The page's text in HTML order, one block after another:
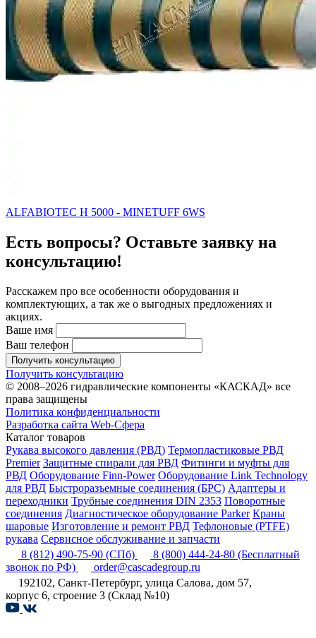
ALFABIOTEC H 5000 - MINETUFF 6WS
Есть вопросы? Оставьте заявку на
консультацию!
Расскажем про все особенности оборудования и
комплектующих, а так же о выгодных предложениях и
акциях.
Ваше имя
Ваш телефон
Получить консультацию
Получить консультацию
© 2008–2026 гидравлические компоненты «КАСКАД» все
права защищены
Политика конфиденциальности
Разработка сайта Web-Сфера
Каталог товаров
Рукава высокого давления (РВД) Термопластиковые РВД
Premier Защитные спирали для РВД Фитинги и муфты для
РВД Оборудование Finn-Power Оборудование Link Technology
для РВД Быстроразъемные соединения (БРС) Адаптеры и
переходники Трубные соединения DIN 2353 Поворотные
соединения Диагностическое оборудование Parker Краны
шаровые Изготовление и ремонт РВД Тефлоновые (PTFE)
рукава Сервисное обслуживание и запчасти
8 (812) 490-75-90 (СПб) 8 (800) 444-24-80 (Бесплатный
звонок по РФ)
order@cascadegroup.ru
192102, Санкт-Петербург, улица Салова, дом 57,
корпус 6, строение 3 (Склад №10)